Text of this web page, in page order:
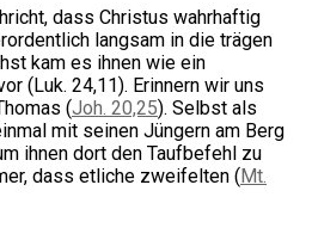
dass Christus wahrhaftig
langsam in die trägen
kam es ihnen wie ein
(Luk. 24,11). Erinnern wir uns
(Joh. 20,25). Selbst als
mit seinen Jüngern am Berg
ihnen dort den Taufbefehl zu
dass etliche zweifelten ( Mt.